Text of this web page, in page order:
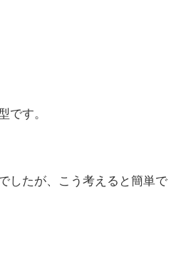
です。
したが、こう考えると簡単で